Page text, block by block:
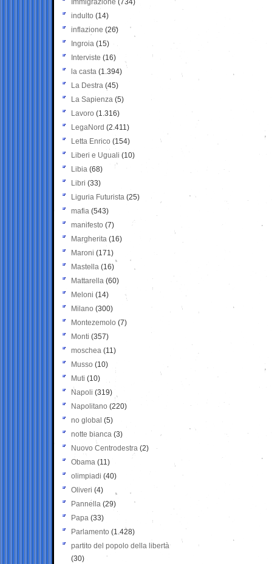
Immigrazione (734)
indulto (14)
inflazione (26)
Ingroia (15)
Interviste (16)
la casta (1.394)
La Destra (45)
La Sapienza (5)
Lavoro (1.316)
LegaNord (2.411)
Letta Enrico (154)
Liberi e Uguali (10)
Libia (68)
Libri (33)
Liguria Futurista (25)
mafia (543)
manifesto (7)
Margherita (16)
Maroni (171)
Mastella (16)
Mattarella (60)
Meloni (14)
Milano (300)
Montezemolo (7)
Monti (357)
moschea (11)
Musso (10)
Muti (10)
Napoli (319)
Napolitano (220)
no global (5)
notte bianca (3)
Nuovo Centrodestra (2)
Obama (11)
olimpiadi (40)
Oliveri (4)
Pannella (29)
Papa (33)
Parlamento (1.428)
partito del popolo della libertà
(30)